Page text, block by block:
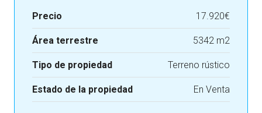
Precio 17.920€
Área terrestre 5342 m2
Tipo de propiedad Terreno rústico
Estado de la propiedad En Venta